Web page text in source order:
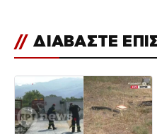
// ΔΙΑΒΑΣΤΕ